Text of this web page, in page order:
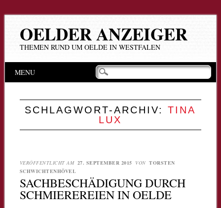
OELDER ANZEIGER
THEMEN RUND UM OELDE IN WESTFALEN
Hauptmenü
Inhalt
MENU
SCHLAGWORT-ARCHIV:TINA
LUX
VERÖFFENTLICHT AM 27. SEPTEMBER 2015 VON TORSTEN
SCHWICHTENHÖVEL
SACHBESCHÄDIGUNG DURCH
SCHMIEREREIEN IN OELDE